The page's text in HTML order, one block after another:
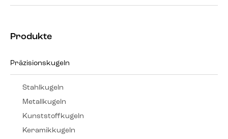
Produkte
Präzisionskugeln
Stahlkugeln
Metallkugeln
Kunststoffkugeln
Keramikkugeln